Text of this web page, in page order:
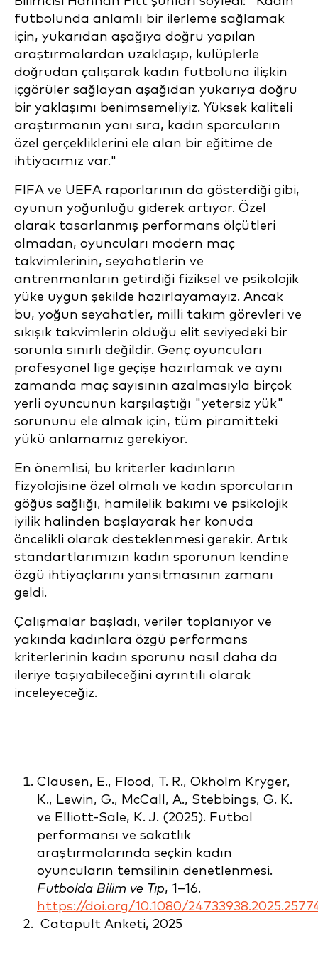
futbolunda anlamlı bir ilerleme sağlamak
için, yukarıdan aşağıya doğru yapılan
araştırmalardan uzaklaşıp, kulüplerle
doğrudan çalışarak kadın futboluna ilişkin
içgörüler sağlayan aşağıdan yukarıya doğru
bir yaklaşımı benimsemeliyiz. Yüksek kaliteli
araştırmanın yanı sıra, kadın sporcuların
özel gerçekliklerini ele alan bir eğitime de
ihtiyacımız var."
FIFA ve UEFA raporlarının da gösterdiği gibi,
oyunun yoğunluğu giderek artıyor. Özel
olarak tasarlanmış performans ölçütleri
olmadan, oyuncuları modern maç
takvimlerinin, seyahatlerin ve
antrenmanların getirdiği fiziksel ve psikolojik
yüke uygun şekilde hazırlayamayız. Ancak
bu, yoğun seyahatler, milli takım görevleri ve
sıkışık takvimlerin olduğu elit seviyedeki bir
sorunla sınırlı değildir. Genç oyuncuları
profesyonel lige geçişe hazırlamak ve aynı
zamanda maç sayısının azalmasıyla birçok
yerli oyuncunun karşılaştığı "yetersiz yük"
sorununu ele almak için, tüm piramitteki
yükü anlamamız gerekiyor.
En önemlisi, bu kriterler kadınların
fizyolojisine özel olmalı ve kadın sporcuların
göğüs sağlığı, hamilelik bakımı ve psikolojik
iyilik halinden başlayarak her konuda
öncelikli olarak desteklenmesi gerekir. Artık
standartlarımızın kadın sporunun kendine
özgü ihtiyaçlarını yansıtmasının zamanı
geldi.
Çalışmalar başladı, veriler toplanıyor ve
yakında kadınlara özgü performans
kriterlerinin kadın sporunu nasıl daha da
ileriye taşıyabileceğini ayrıntılı olarak
inceleyeceğiz.
Clausen, E., Flood, T. R., Okholm Kryger,
K., Lewin, G., McCall, A., Stebbings, G. K.
ve Elliott-Sale, K. J. (2025). Futbol
performansı ve sakatlık
araştırmalarında seçkin kadın
oyuncuların temsilinin denetlenmesi.
Futbolda Bilim ve Tıp, 1–16.
https://doi.org/10.1080/
Catapult Anketi, 2025